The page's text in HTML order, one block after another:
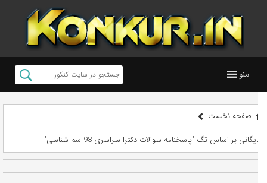
منو
صفحه نخست
بایگانی بر اساس تگ "پاسخنامه سوالات دکترا سراسری 98 سم شناسی"